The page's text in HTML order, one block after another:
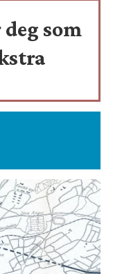
deg som